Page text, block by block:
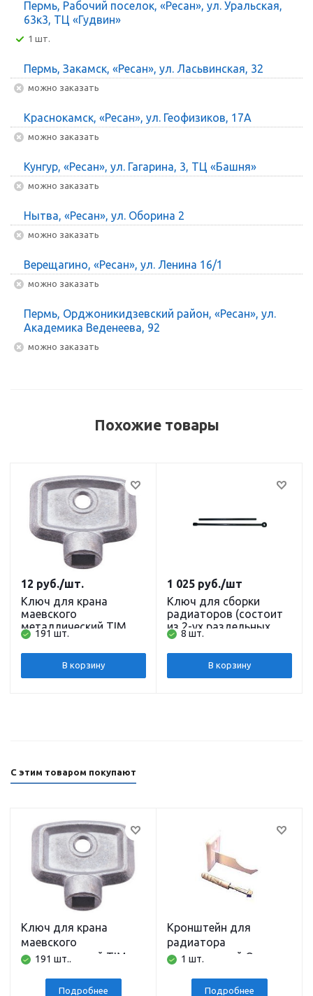
Пермь, Рабочий поселок, «Ресан», ул. Уральская,
63к3, ТЦ «Гудвин»
1 шт.
Пермь, Закамск, «Ресан», ул. Ласьвинская, 32
Можно заказать
Краснокамск, «Ресан», ул. Геофизиков, 17А
Можно заказать
Кунгур, «Ресан», ул. Гагарина, 3, ТЦ «Башня»
Можно заказать
Нытва, «Ресан», ул. Оборина 2
Можно заказать
Верещагино, «Ресан», ул. Ленина 16/1
Можно заказать
Пермь, Орджоникидзевский район, «Ресан», ул.
Академика Веденеева, 92
Можно заказать
Похожие товары
Ключ для крана
маевского
металлический TIM
191 шт.
12 руб./шт.
В корзину
Ключ для сборки
радиаторов (состоит
из 2-ух раздельных
частей ручка и
рабочая часть L 52 см)
8 шт.
1 025 руб./шт
В корзину
С этим товаром покупают
Ключ для крана
маевского
металлический TIM
191 шт..
Подробнее
Кронштейн для
радиатора
регулируемый Omec
1 шт.
Подробнее